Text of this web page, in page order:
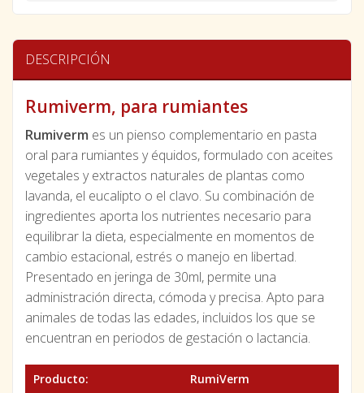
DESCRIPCIÓN
Rumiverm, para rumiantes
Rumiverm es un pienso complementario en pasta
oral para rumiantes y équidos, formulado con aceites
vegetales y extractos naturales de plantas como
lavanda, el eucalipto o el clavo. Su combinación de
ingredientes aporta los nutrientes necesario para
equilibrar la dieta, especialmente en momentos de
cambio estacional, estrés o manejo en libertad.
Presentado en jeringa de 30ml, permite una
administración directa, cómoda y precisa. Apto para
animales de todas las edades, incluidos los que se
encuentran en periodos de gestación o lactancia.
Producto:
RumiVerm